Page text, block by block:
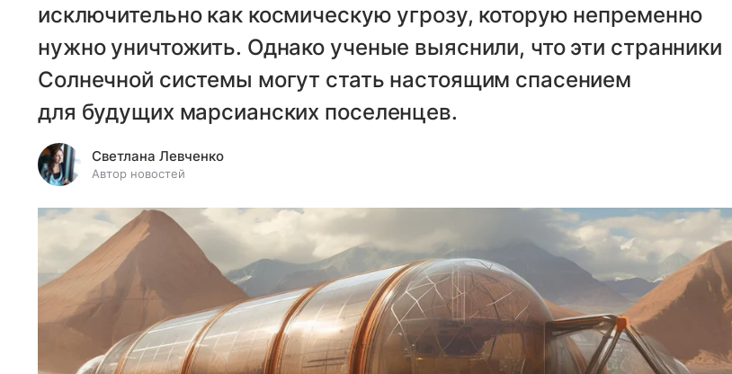
исключительно как космическую угрозу, которую непременно
нужно уничтожить. Однако ученые выяснили, что эти странники
Солнечной системы могут стать настоящим спасением
для будущих марсианских поселенцев.
Светлана Левченко
Автор новостей